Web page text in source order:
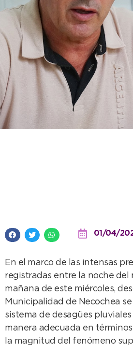
01/04/
En el marco de las intensas
registradas entre la noche del
mañana de este miércoles,
Municipalidad de Necochea
sistema de desagües
manera adecuada en
la magnitud del fenómeno